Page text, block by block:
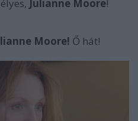
Julianne Moore!
Moore! Ő hát!